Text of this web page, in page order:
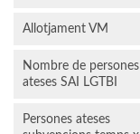
Allotjament VM
Nombre de persones
ateses SAI LGTBI
Persones ateses